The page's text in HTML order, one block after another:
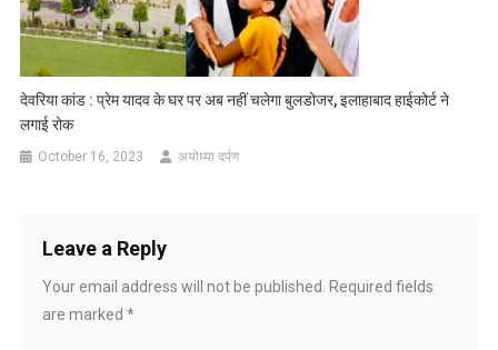
देवरिया कांड : प्रेम यादव के घर पर अब नहीं चलेगा बुलडोजर, इलाहाबाद हाईकोर्ट ने
लगाई रोक
October 16, 2023 अयोध्या दर्पण
Leave a Reply
Your email address will not be published.
Required fields
are marked *